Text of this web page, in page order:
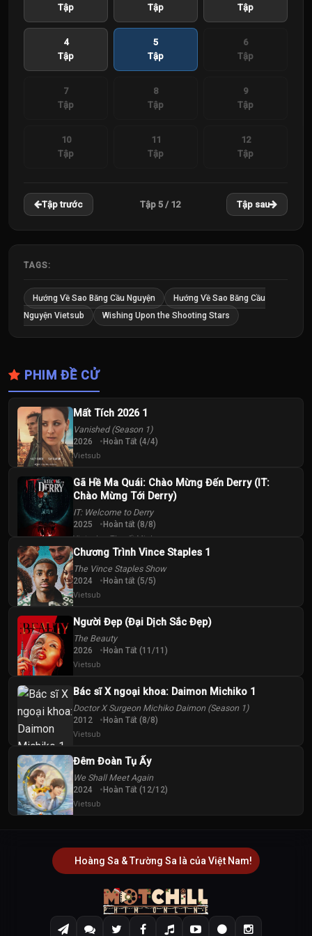
Tập
Tập
Tập
4
Tập
5
Tập
6
Tập
7
Tập
8
Tập
9
Tập
10
Tập
11
Tập
12
Tập
Tập trước Tập 5 / 12 Tập sau
TAGS:
Hướng Về Sao Băng Cầu Nguyện
Hướng Về Sao Băng Cầu
Nguyện Vietsub
Wishing Upon the Shooting Stars
PHIM ĐỀ CỬ
Mất Tích 2026 1
Vanished (Season 1)
2026 Hoàn Tất (4/4)
Vietsub
Gã Hề Ma Quái: Chào Mừng Đến Derry (IT:
Chào Mừng Tới Derry)
IT: Welcome to Derry
2025 Hoàn tất (8/8)
Vietsub + Thuyết Minh
Chương Trình Vince Staples 1
The Vince Staples Show
2024 Hoàn tất (5/5)
Vietsub
Người Đẹp (Đại Dịch Sắc Đẹp)
The Beauty
2026 Hoàn Tất (11/11)
Vietsub
Bác sĩ X ngoại khoa: Daimon Michiko 1
Doctor X Surgeon Michiko Daimon (Season 1)
2012 Hoàn Tất (8/8)
Vietsub
Đêm Đoàn Tụ Ấy
We Shall Meet Again
2024 Hoàn Tất (12/12)
Vietsub
Hoàng Sa & Trường Sa là của Việt Nam!